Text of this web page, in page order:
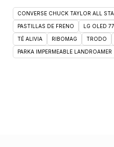
CONVERSE CHUCK TAYLOR ALL
PASTILLAS DE FRENO LG OLED
TÉ ALIVIA RIBOMAG TRODO
PARKA IMPERMEABLE LANDROAMER